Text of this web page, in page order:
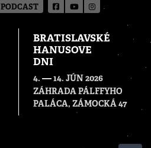
BRATISLAVSKÉ
HANUSOVE
DNI
4. — 14. JÚN 2026
ZÁHRADA PÁLFFYHO
PALÁCA, ZÁMOCKÁ 47
PODCAST